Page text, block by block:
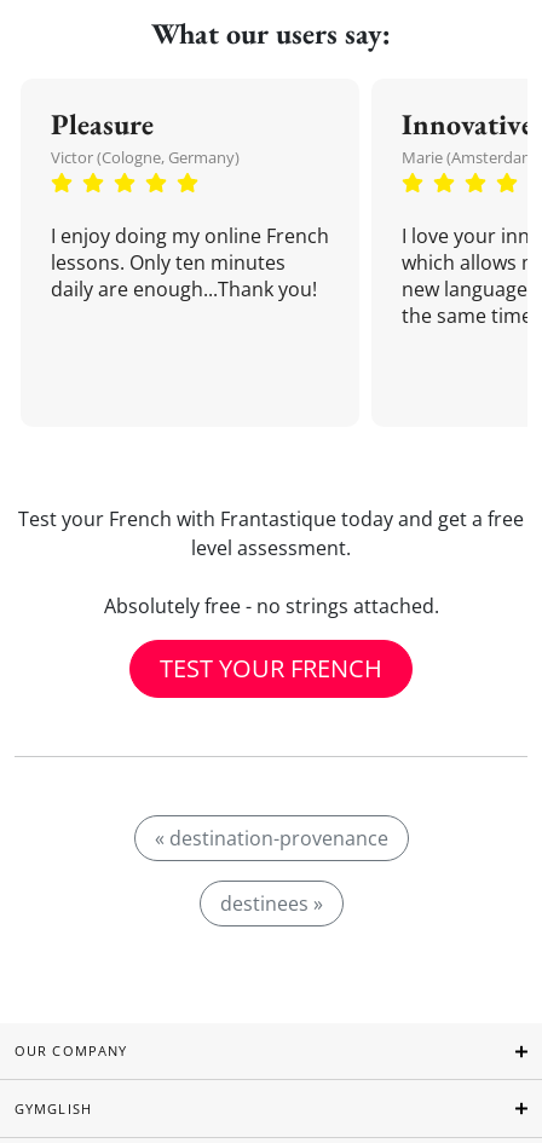
What our users say:
Pleasure
Victor (Cologne, Germany)
I enjoy doing my online French
lessons. Only ten minutes
daily are enough...Thank you!
Innovative
Marie
I love your
which allows
new language
the same time!
Test your French with Frantastique today and get a free
level assessment.
Absolutely free - no strings attached.
TEST YOUR FRENCH
« destination-provenance
destinees »
OUR COMPANY
GYMGLISH